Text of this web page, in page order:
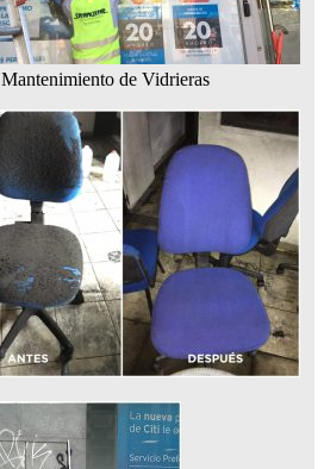
de Vidrieras